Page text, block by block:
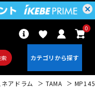
0
ネアドラム TAMA